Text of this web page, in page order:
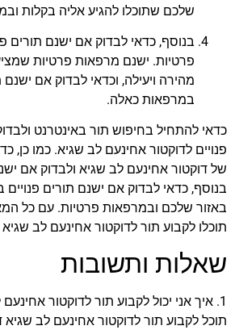
שלכם שתוכלו להגיע אליה בקלות
בנוסף, כדאי לבדוק אם ישנם תורים
פרטיות. ישנם מרפאות פרטיות
מהירה ויעילה, וכדאי לבדוק אם ישנם
במרפאות כאלה.
כדאי להתחיל בחיפוש תור באינטרנט
פנויים לדוקטור אחינעם לב שגיא. כמו
של דוקטור אחינעם לב שגיא ולבדוק אם
בנוסף, כדאי לבדוק אם ישנם תורים
באזור שלכם ובמרפאות פרטיות. עם כל
תוכלו לקבוע תור לדוקטור אחינעם לב
שאלות ותשובות
1. איך אני יכול לקבוע תור לדוקטור אחינעם לב שגיא?
תוכל לקבוע תור לדוקטור אחינעם לב